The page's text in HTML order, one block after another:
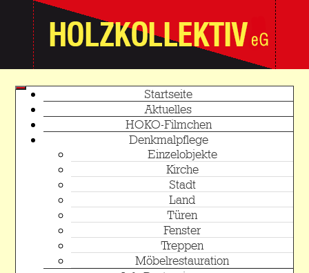
Startseite
Aktuelles
HOKO-Filmchen
Denkmalpflege
Einzelobjekte
Kirche
Stadt
Land
Türen
Fenster
Treppen
Möbelrestauration